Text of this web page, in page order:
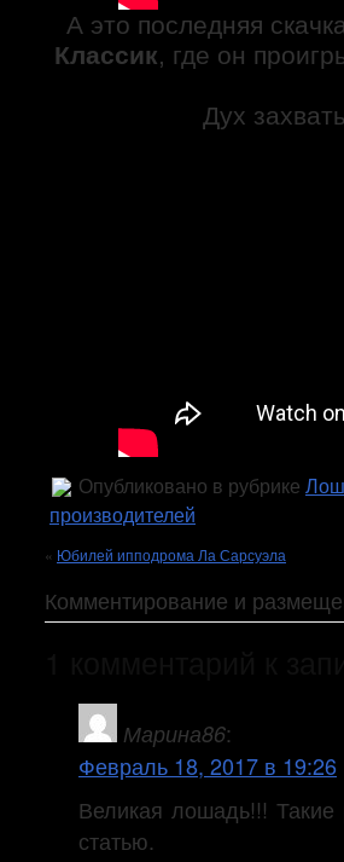
А это последняя
Классик , где он
Дух
Опубликовано в рубрике
производителей
« Юбилей ипподрома Ла Сарсуэла
Комментирование и
Марина86:
Февраль 18, 2017 в 19:26
Великая лошадь!!!
статью.